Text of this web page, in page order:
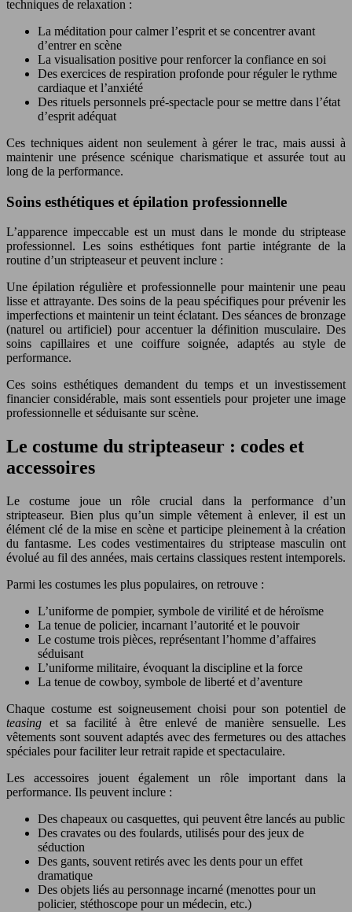
techniques de relaxation :
La méditation pour calmer l’esprit et se concentrer avant
d’entrer en scène
La visualisation positive pour renforcer la confiance en soi
Des exercices de respiration profonde pour réguler le rythme
cardiaque et l’anxiété
Des rituels personnels pré-spectacle pour se mettre dans l’état
d’esprit adéquat
Ces techniques aident non seulement à gérer le trac, mais aussi à
maintenir une présence scénique charismatique et assurée tout au
long de la performance.
Soins esthétiques et épilation professionnelle
L’apparence impeccable est un must dans le monde du striptease
professionnel. Les soins esthétiques font partie intégrante de la
routine d’un stripteaseur et peuvent inclure :
Une épilation régulière et professionnelle pour maintenir une peau
lisse et attrayante. Des soins de la peau spécifiques pour prévenir les
imperfections et maintenir un teint éclatant. Des séances de bronzage
(naturel ou artificiel) pour accentuer la définition musculaire. Des
soins capillaires et une coiffure soignée, adaptés au style de
performance.
Ces soins esthétiques demandent du temps et un investissement
financier considérable, mais sont essentiels pour projeter une image
professionnelle et séduisante sur scène.
Le costume du stripteaseur : codes et
accessoires
Le costume joue un rôle crucial dans la performance d’un
stripteaseur. Bien plus qu’un simple vêtement à enlever, il est un
élément clé de la mise en scène et participe pleinement à la création
du fantasme. Les codes vestimentaires du striptease masculin ont
évolué au fil des années, mais certains classiques restent intemporels.
Parmi les costumes les plus populaires, on retrouve :
L’uniforme de pompier, symbole de virilité et de héroïsme
La tenue de policier, incarnant l’autorité et le pouvoir
Le costume trois pièces, représentant l’homme d’affaires
séduisant
L’uniforme militaire, évoquant la discipline et la force
La tenue de cowboy, symbole de liberté et d’aventure
Chaque costume est soigneusement choisi pour son potentiel de
teasinget sa facilité à être enlevé de manière sensuelle. Les
vêtements sont souvent adaptés avec des fermetures ou des attaches
spéciales pour faciliter leur retrait rapide et spectaculaire.
Les accessoires jouent également un rôle important dans la
performance. Ils peuvent inclure :
Des chapeaux ou casquettes, qui peuvent être lancés au public
Des cravates ou des foulards, utilisés pour des jeux de
séduction
Des gants, souvent retirés avec les dents pour un effet
dramatique
Des objets liés au personnage incarné (menottes pour un
policier, stéthoscope pour un médecin, etc.)